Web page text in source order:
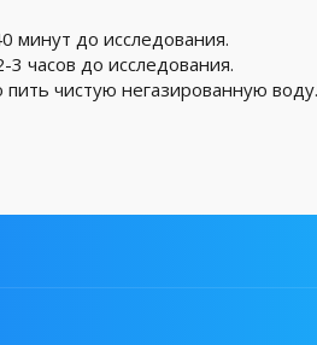
минут до исследования.
часов до исследования.
чистую негазированную воду.